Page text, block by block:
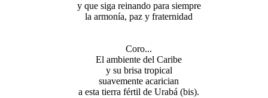
y que siga reinando para siempre
la armonía, paz y fraternidad
Coro...
El ambiente del Caribe
y su brisa tropical
suavemente acarician
a esta tierra fértil de Urabá (bis).